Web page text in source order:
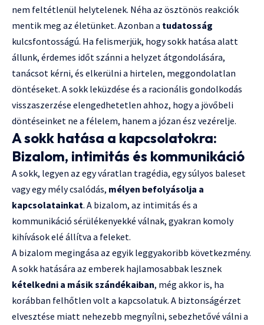
nem feltétlenül helytelenek. Néha az ösztönös reakciók
mentik meg az életünket. Azonban a tudatosság
kulcsfontosságú. Ha felismerjük, hogy sokk hatása alatt
állunk, érdemes időt szánni a helyzet átgondolására,
tanácsot kérni, és elkerülni a hirtelen, meggondolatlan
döntéseket. A sokk leküzdése és a racionális gondolkodás
visszaszerzése elengedhetetlen ahhoz, hogy a jövőbeli
döntéseinket ne a félelem, hanem a józan ész vezérelje.
A sokk hatása a kapcsolatokra:
Bizalom, intimitás és kommunikáció
A sokk, legyen az egy váratlan tragédia, egy súlyos baleset
vagy egy mély csalódás, mélyen befolyásolja a
kapcsolatainkat. A bizalom, az intimitás és a
kommunikáció sérülékenyekké válnak, gyakran komoly
kihívások elé állítva a feleket.
A bizalom megingása az egyik leggyakoribb következmény.
A sokk hatására az emberek hajlamosabbak lesznek
kételkedni a másik szándékaiban, még akkor is, ha
korábban felhőtlen volt a kapcsolatuk. A biztonságérzet
elvesztése miatt nehezebb megnyílni, sebezhetővé válni a